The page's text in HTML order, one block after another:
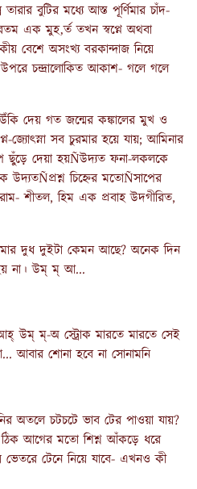
বুটির মধ্যে আস্ত পূর্ণিমার চাঁদ-
এক মুহ‚র্ত তখন স্বপ্নে অথবা
বেশে অসংখ্য বরকান্দাজ নিয়ে
উপরে চন্দ্রালোকিত আকাশ- গলে গলে
উঁকি দেয় গত জন্মের কঙ্কালের মুখ ও
জ্যোৎস্না সব চুরমার হয়ে যায়; আমিনার
ছুঁড়ে দেয়া হয়Ñউদ্যত ফনা-লকলকে
চিহ্নের মতোÑসাপের
শীতল, হিম এক প্রবাহ উদগীরিত,
দুধ দুইটা কেমন আছে? অনেক দিন
হয় না। উম্ ম্ আ...
উম্ ম্-অ স্ট্রোক মারতে মারতে সেই
আবার শোনা হবে না সোনামনি
অতলে চটচটে ভাব টের পাওয়া যায়?
ঠিক আগের মতো শিশ্ন আঁকড়ে ধরে
টেনে নিয়ে যাবে- এখনও কী